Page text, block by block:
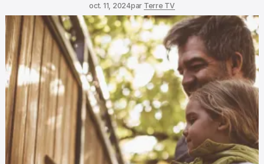
oct. 11, 2024par Terre TV